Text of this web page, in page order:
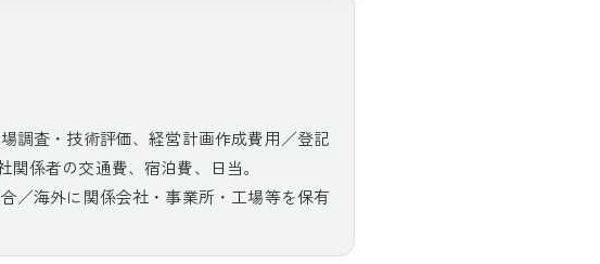
調査・技術評価、経営計画作成費用／登記
係者の交通費、宿泊費、日当。
／海外に関係会社・事業所・工場等を保有